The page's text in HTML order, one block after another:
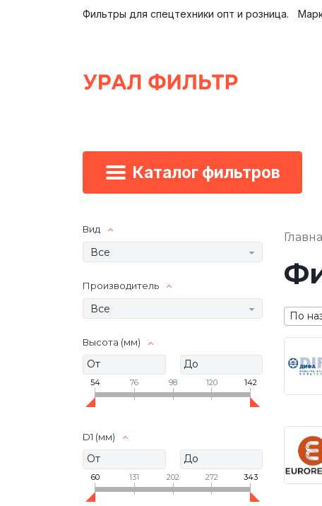
Каталог фильтров
Фильтры для спецтехники опт и розница.
Вид
Все
Производитель
Все
Высота (мм)
54 76 98 120 142
D1 (мм)
60 131 202 272 343
По